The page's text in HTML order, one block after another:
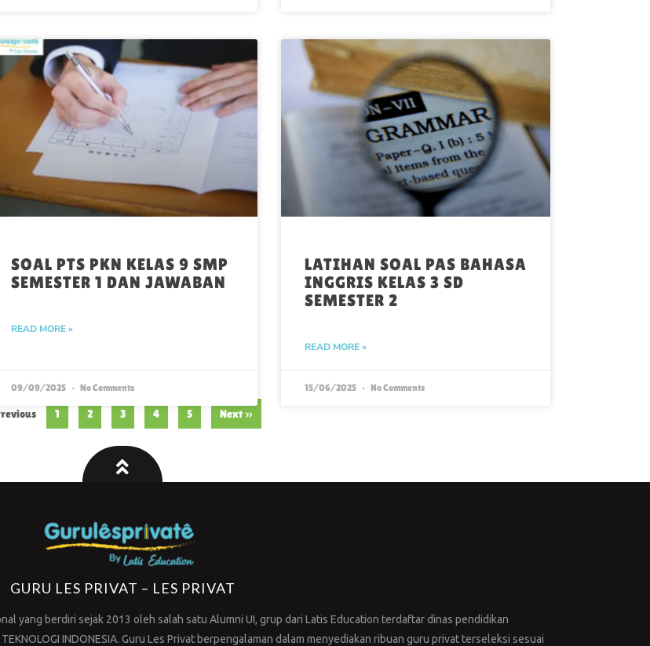
SOAL PTS PKN KELAS 9 SMP
SEMESTER 1 DAN JAWABAN
READ MORE »
09/09/2025 No Comments
LATIHAN SOAL PAS BAHASA
INGGRIS KELAS 3 SD
SEMESTER 2
READ MORE »
15/06/2025 No Comments
1 2 3 4 5 Next »
GURU LES PRIVAT – LES PRIVAT
yang berdiri sejak 2013 oleh salah satu Alumni UI, grup dari Latis Education terdaftar dinas pendidikan
INDONESIA. Guru Les Privat berpengalaman dalam menyediakan ribuan guru privat terseleksi sesuai